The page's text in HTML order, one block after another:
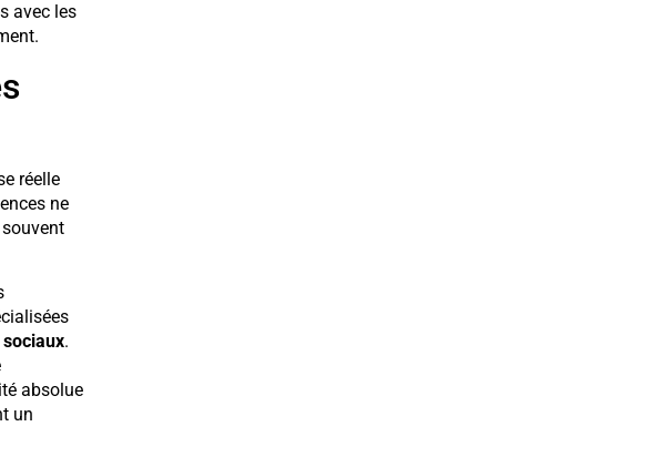
avec les
réelle
ne
.
absolue
un